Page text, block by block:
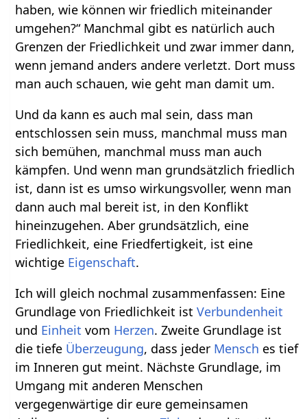
haben, wie können wir friedlich miteinander
umgehen?“ Manchmal gibt es natürlich auch
Grenzen der Friedlichkeit und zwar immer dann,
wenn jemand anders andere verletzt. Dort muss
man auch schauen, wie geht man damit um.
Und da kann es auch mal sein, dass man
entschlossen sein muss, manchmal muss man
sich bemühen, manchmal muss man auch
kämpfen. Und wenn man grundsätzlich friedlich
ist, dann ist es umso wirkungsvoller, wenn man
dann auch mal bereit ist, in den Konflikt
hineinzugehen. Aber grundsätzlich, eine
Friedlichkeit, eine Friedfertigkeit, ist eine
wichtige Eigenschaft.
Ich will gleich nochmal zusammenfassen: Eine
Grundlage von Friedlichkeit istVerbundenheit
und Einheit vom Herzen. Zweite Grundlage ist
die tiefe Überzeugung, dass jeder Mensch es tief
im Inneren gut meint. Nächste Grundlage, im
Umgang mit anderen Menschen
vergegenwärtige dir eure gemeinsamen